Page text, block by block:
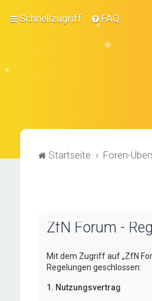
Schnellzugriff FAQ
Startseite Foren-
ZfN Forum -
Mit dem Zugriff auf „ZfN
Regelungen geschlossen:
1. Nutzungsvertrag